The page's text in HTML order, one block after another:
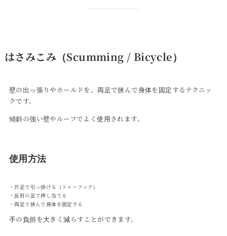
はさみこみ（Scumming / Bicycle）
壁の出っ張りやホールドを、両足で挟んで身体を固定するテクニッ
クです。
傾斜の強い壁やルーフでよく使用されます。
使用方法
・片足で引っ掛ける（トゥーフック）
・反対の足で押し当てる
・両足で挟んで身体を固定する
手の負担を大きく減らすことができます。